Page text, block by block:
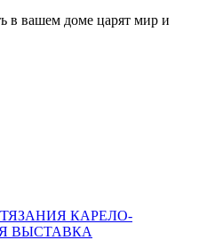
в вашем доме царят мир и
КАРЕЛО-
ВЫСТАВКА